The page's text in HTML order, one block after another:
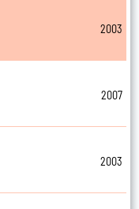
2003
2007
2003